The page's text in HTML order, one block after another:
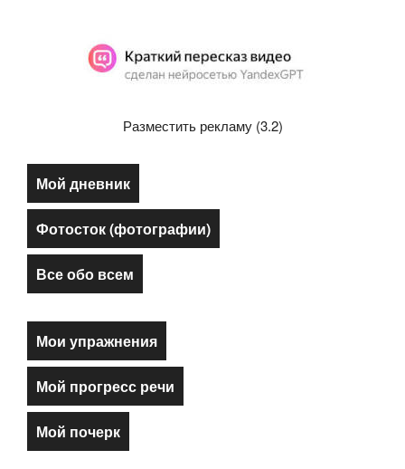
Разместить рекламу (3.2)
Мой дневник
Фотосток (фотографии)
Все обо всем
Мои упражнения
Мой прогресс речи
Мой почерк